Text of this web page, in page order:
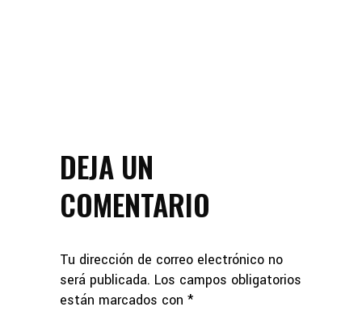
DEJA UN
COMENTARIO
Tu dirección de correo electrónico no
será publicada. Los campos obligatorios
están marcados con *